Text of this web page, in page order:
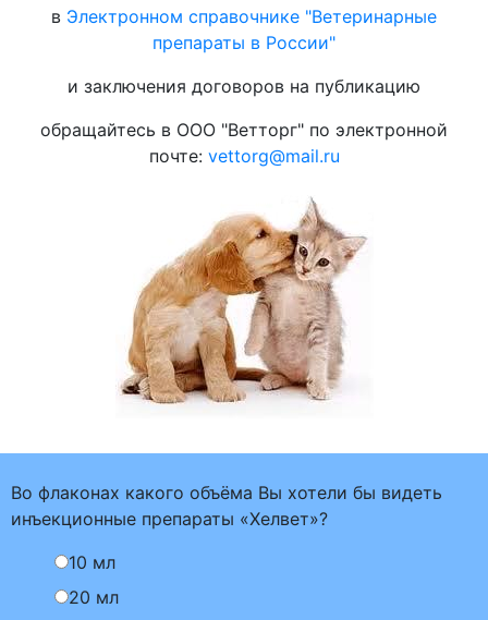
в Электронном справочнике "Ветеринарные
препараты в России"
и заключения договоров на публикацию
обращайтесь в ООО "Ветторг" по электронной
почте: vettorg@mail.ru
Во флаконах какого объёма Вы хотели бы видеть
инъекционные препараты «Хелвет»?
10 мл
20 мл